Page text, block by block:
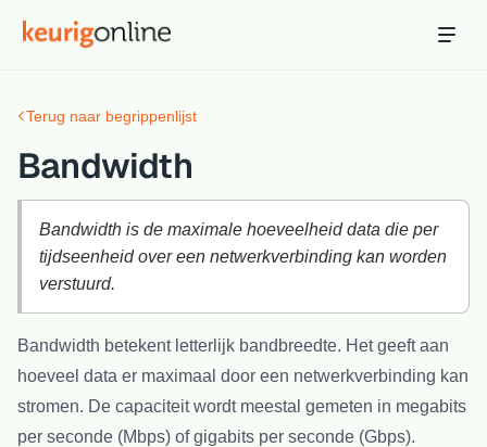
Hosting
Hosting & servers
Domeinnaam
Registreer je domein
Ondersteuning
Ontdek
Blog & tools
Webmail
Terug naar begrippenlijst
Bandwidth
Bandwidth is de maximale hoeveelheid data die per
tijdseenheid over een netwerkverbinding kan worden
verstuurd.
Bandwidth betekent letterlijk bandbreedte. Het geeft aan
hoeveel data er maximaal door een netwerkverbinding kan
stromen. De capaciteit wordt meestal gemeten in megabits
per seconde (Mbps) of gigabits per seconde (Gbps).